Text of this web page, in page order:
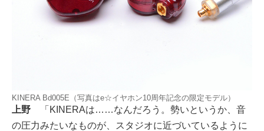
KINERA Bd005E（写真はe☆イヤホン10周年記念の限定モデル）
上野 「KINERAは……なんだろう。勢いというか、音
の圧力みたいなものが、スタジオに近づいているように